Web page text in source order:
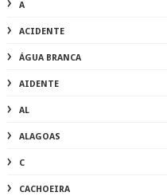
A
ACIDENTE
ÁGUA BRANCA
AIDENTE
AL
ALAGOAS
C
CACHOEIRA